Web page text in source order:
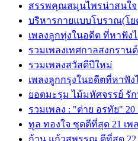
สรรพคุณสมุนไพรน่าสนใจ
บริหารกายแบบโบราณ(โย
เพลงลูกทุ่งในอดีต ที่หาฟัง
รวมเพลงเทศกาลสงกรานต์
รวมเพลงสวัสดีปีใหม่
เพลงลูกกรุงในอดีตที่หาฟัง
ยอดมะรุม ไม้มหัศจรรย์ รัก
รวมเพลง : "ต่าย อรทัย" 20
ทูล ทองใจ ชุดดีที่สุด 21 เพ